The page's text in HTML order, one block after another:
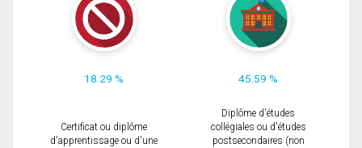
18.29 % 45.59 %
Certificat ou diplôme
d'apprentissage ou d'une
Diplôme d'études
collégiales ou d'études
postsecondaires (non